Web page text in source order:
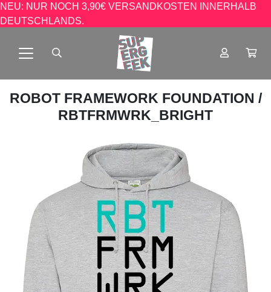
NEU: NUR NOCH 3,90€ VERSANDKOSTEN INNERHALB
DEUTSCHLANDS.
ROBOT FRAMEWORK FOUNDATION /
RBTFRMWRK_BRIGHT